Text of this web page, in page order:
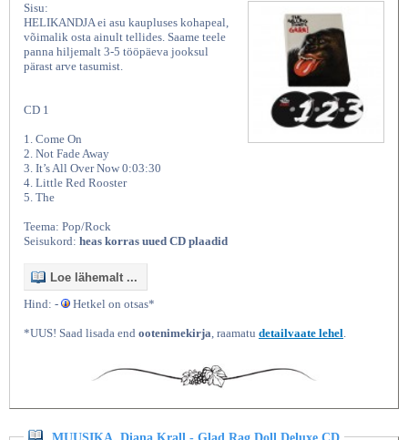
Sisu:
HELIKANDJA ei asu kaupluses kohapeal,
võimalik osta ainult tellides. Saame teele
panna hiljemalt 3-5 tööpäeva jooksul
pärast arve tasumist.
CD 1
1. Come On
2. Not Fade Away
3. It’s All Over Now 0:03:30
4. Little Red Rooster
5. The
Teema: Pop/Rock
Seisukord: heas korras uued CD plaadid
Loe lähemalt ...
Hind: -
Hetkel on otsas*
*UUS! Saad lisada end ootenimekirja, raamatu detailvaate lehel.